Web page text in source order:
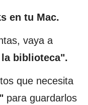
en tu Mac.
vaya a
biblioteca".
que necesita
para guardarlos